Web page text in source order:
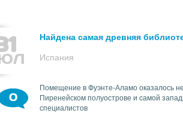
Найдена самая древняя
Испания
0
Помещение в Фуэнте-Аламо оказалось
Пиренейском полуострове и самой
специалистов